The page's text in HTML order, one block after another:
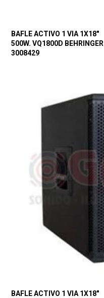
BAFLE ACTIVO 1 VIA 1X18″
500W. VQ1800D BEHRINGER
3008429
BAFLE ACTIVO 1 VIA 1X18″